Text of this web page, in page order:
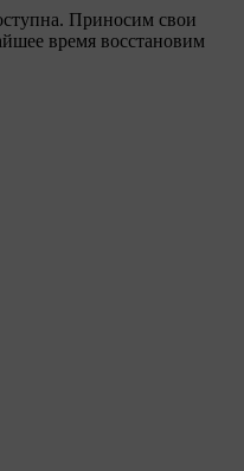
Приносим свои
время восстановим